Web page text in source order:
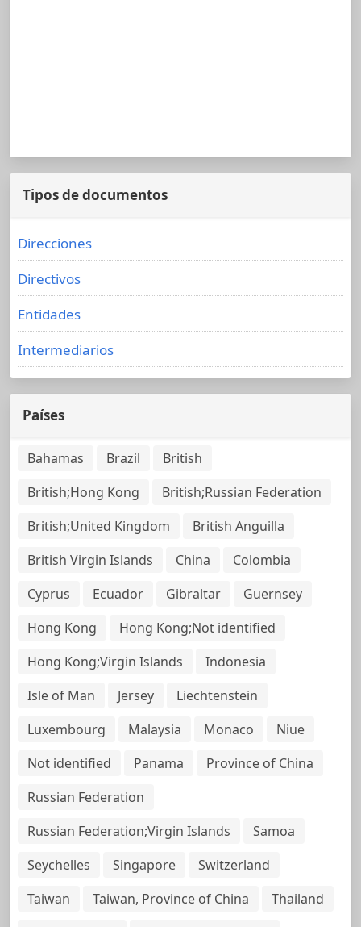
Tipos de documentos
Direcciones
Directivos
Entidades
Intermediarios
Países
Bahamas Brazil
British
British;Hong Kong
British;Russian Federation
British;United Kingdom
British Anguilla
British Virgin Islands
China
Colombia
Cyprus
Ecuador Gibraltar
Guernsey
Hong Kong
Hong Kong;Not identified
Hong Kong;Virgin Islands
Indonesia
Isle of Man
Jersey
Liechtenstein
Luxembourg
Malaysia Monaco
Niue
Not identified
Panama
Province of China
Russian Federation
Russian Federation;Virgin Islands
Samoa
Seychelles
Singapore
Switzerland
Taiwan
Taiwan, Province of China
Thailand